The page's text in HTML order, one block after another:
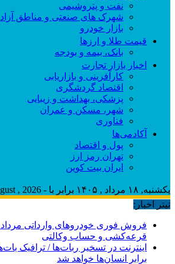
نفت و پتروشیمی
شهرک های صنعتی و مناطق آزاد
بازار خودرو
قیمت طلا و ارزها
بانک، بیمه و بودجه
اخبار بازار تجارت
کارآفرینی و بازاریابی
اقتصاد گردشگری
پزشکی، بهداشت و زیبایی
شهر، مسکن و عمران
فناوری
آکادمی‌ها
پول و اقتصاد
تهران رمز ارز
ایران بیت کوین
یکشنبه, ۱۸ مرداد , ۱۴۰۵ برابر با - Sunday, 9 August , 2026
تیتر اخبار:
قرعه‌کشی و حساب وکالتی
برابر انسان‌ها خواهد شد